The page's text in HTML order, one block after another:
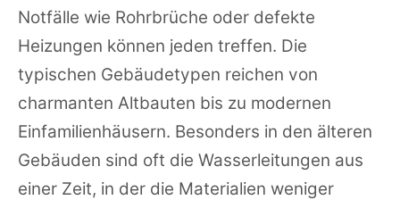
Notfälle wie Rohrbrüche oder defekte
Heizungen können jeden treffen. Die
typischen Gebäudetypen reichen von
charmanten Altbauten bis zu modernen
Einfamilienhäusern. Besonders in den älteren
Gebäuden sind oft die Wasserleitungen aus
einer Zeit, in der die Materialien weniger